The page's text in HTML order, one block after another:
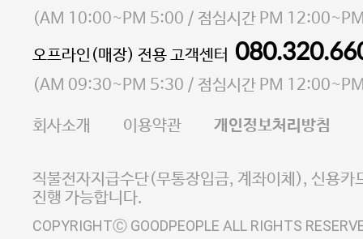
소재지 서울특별시 마포구 마포대로4다길 41 마포
통신판매업 신고번호 2023-서울마포-3931호
사업자등록번호 105-81-58242
E-MAIL goodpeople@gpin.co.kr
사업자정보확인
이니시스 에스크로 서비
(AM 10:00~PM 5:00 / 점심시간 PM
오프라인(매장) 전용 고객센터
(AM 09:30~PM 5:30 / 점심시간 PM
회사소개 이용약관 개인정보처리방침
직불전자지급수단(무통장입금, 계좌이체), 신용카
진행 가능합니다.
COPYRIGHTⒸ GOODPEOPLE ALL RIGHTS